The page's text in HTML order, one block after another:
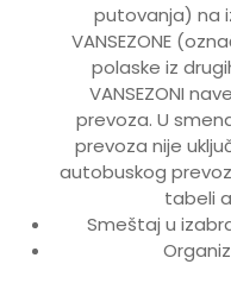
putovanja) na
VANSEZONE
polaske iz
VANSEZONI
prevoza. U
prevoza nije
autobuskog
tabeli
Smeštaj u